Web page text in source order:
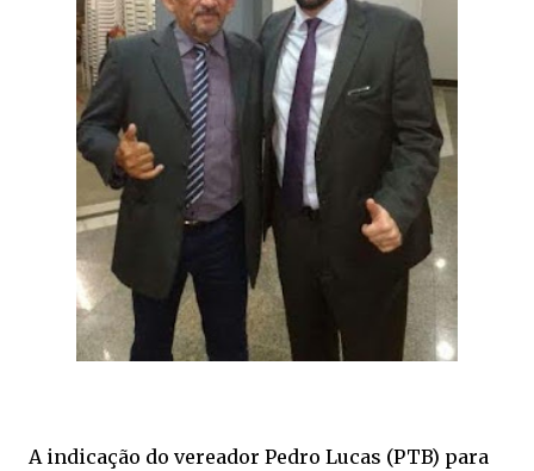
A indicação do vereador Pedro Lucas (PTB) para